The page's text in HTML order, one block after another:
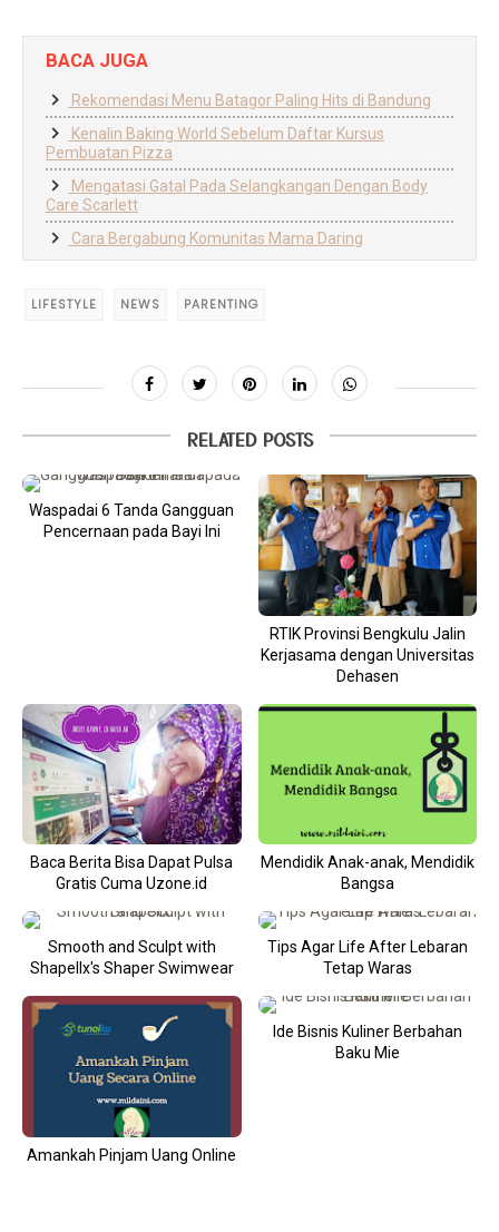
BACA JUGA
Rekomendasi Menu Batagor Paling Hits di Bandung
Kenalin Baking World Sebelum Daftar Kursus
Pembuatan Pizza
Mengatasi Gatal Pada Selangkangan Dengan Body
Care Scarlett
Cara Bergabung Komunitas Mama Daring
LIFESTYLE NEWS PARENTING
RELATED POSTS
Waspadai 6 Tanda Gangguan
Pencernaan pada Bayi Ini
RTIK Provinsi Bengkulu Jalin
Kerjasama dengan Universitas
Dehasen
Baca Berita Bisa Dapat Pulsa
Gratis Cuma Uzone.id
Mendidik Anak-anak, Mendidik
Bangsa
Smooth and Sculpt with
Shapellx's Shaper Swimwear
Tips Agar Life After Lebaran
Tetap Waras
Amankah Pinjam Uang Online
Ide Bisnis Kuliner Berbahan
Baku Mie